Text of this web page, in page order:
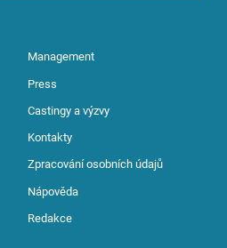
Management
Press
Castingy a výzvy
Kontakty
Zpracování osobních údajů
Nápověda
Redakce